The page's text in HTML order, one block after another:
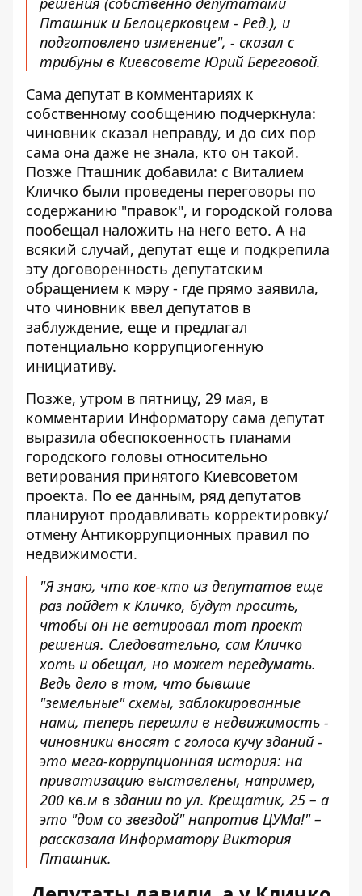
Пташник и Белоцерковцем - Ред.), и
подготовлено изменение", - сказал с
трибуны в Киевсовете Юрий Береговой.
Сама депутат в комментариях к
собственному сообщению подчеркнула:
чиновник сказал неправду, и до сих пор
сама она даже не знала, кто он такой.
Позже Пташник добавила: с Виталием
Кличко были проведены переговоры по
содержанию "правок", и городской голова
пообещал наложить на него вето. А на
всякий случай, депутат еще и подкрепила
эту договоренность депутатским
обращением к мэру - где прямо заявила,
что чиновник ввел депутатов в
заблуждение, еще и предлагал
потенциально коррупциогенную
инициативу.
Позже, утром в пятницу, 29 мая, в
комментарии Информатору сама депутат
выразила обеспокоенность планами
городского головы относительно
ветирования принятого Киевсоветом
проекта. По ее данным, ряд депутатов
планируют продавливать корректировку/
отмену Антикоррупционных правил по
недвижимости.
"Я знаю, что кое-кто из депутатов еще
раз пойдет к Кличко, будут просить,
чтобы он не ветировал тот проект
решения. Следовательно, сам Кличко
хоть и обещал, но может передумать.
Ведь дело в том, что бывшие
"земельные" схемы, заблокированные
нами, теперь перешли в недвижимость -
чиновники вносят с голоса кучу зданий -
это мега-коррупционная история: на
приватизацию выставлены, например,
200 кв.м в здании по ул. Крещатик, 25 – а
это "дом со звездой" напротив ЦУМа!" –
рассказала Информатору Виктория
Пташник.